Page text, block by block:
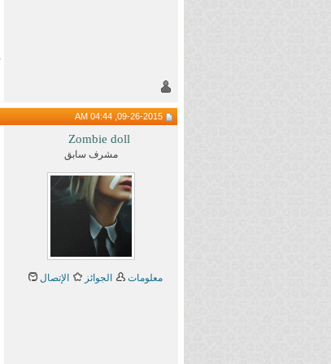
Zombie doll
مشرف سابق
معلومات الجوائز الإتصال